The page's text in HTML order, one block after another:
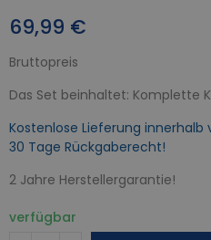
69,99 €
Bruttopreis
Das Set beinhaltet: Komplette
Kostenlose Lieferung
30 Tage Rückgaberecht!
2 Jahre Herstellergarantie!
verfügbar